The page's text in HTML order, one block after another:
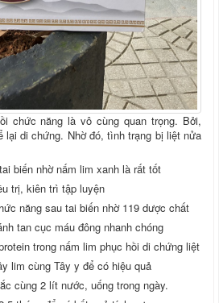
chức năng là vô cùng quan trọng. Bởi,
lại di chứng. Nhờ đó, tình trạng bị liệt nửa
biến nhờ nấm lim xanh là rất tốt
trị, kiên trì tập luyện
năng sau tai biến nhờ 119 dược chất
tan cục máu đông nhanh chóng
trong nấm lim phục hồi di chứng liệt
lim cùng Tây y để có hiệu quả
cùng 2 lít nước, uống trong ngày.